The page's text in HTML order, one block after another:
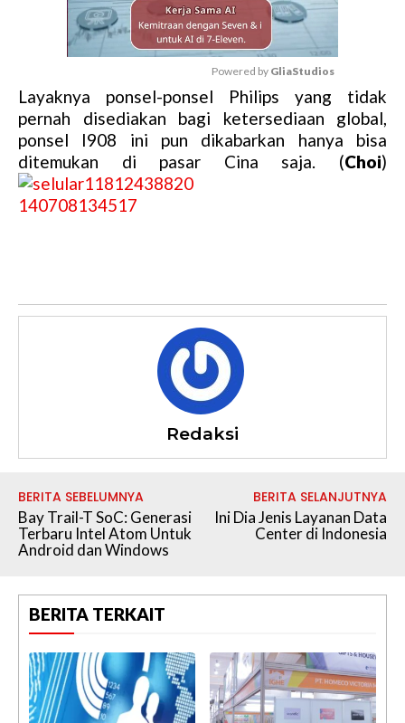
M
u
t
Powered by GliaStudios
Layaknya ponsel-ponsel Philips yang tidak
pernah disediakan bagi ketersediaan global,
ponsel I908 ini pun dikabarkan hanya bisa
ditemukan di pasar Cina saja. (Choi)
Redaksi
BERITA SEBELUMNYA
Bay Trail-T SoC: Generasi
Terbaru Intel Atom Untuk
Android dan Windows
BERITA SELANJUTNYA
Ini Dia Jenis Layanan Data
Center di Indonesia
BERITA TERKAIT